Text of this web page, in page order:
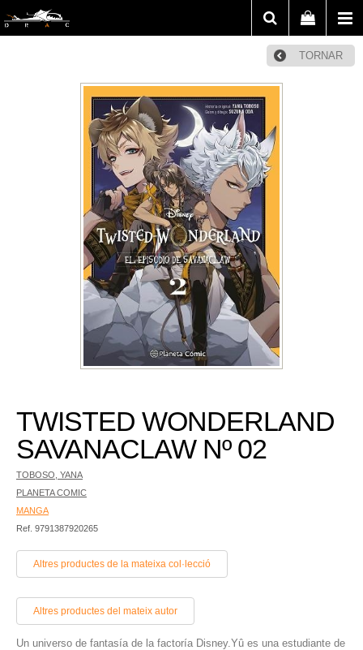
TORNAR
TWISTED WONDERLAND
SAVANACLAW Nº 02
TOBOSO, YANA
PLANETA COMIC
MANGA
Ref. 9791387920265
Altres productes de la mateixa col·lecció
Altres productes del mateix autor
Un universo de fantasía de la factoría Disney.Yû es una estudiante de